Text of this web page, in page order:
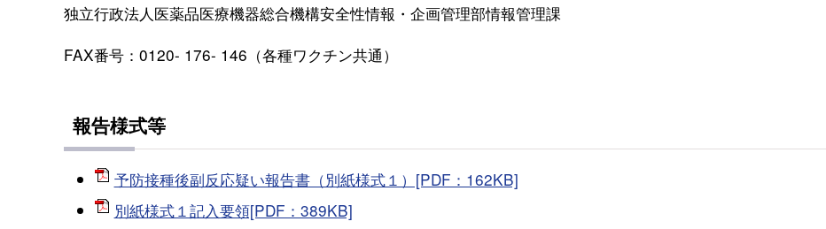
独立行政法人医薬品医療機器総合機構安全性情報・企画管理部情報管理課
FAX番号：0120- 176- 146 （各種ワクチン共通）
報告様式等
予防接種後副反応疑い報告書（別紙様式１）[PDF：162KB]
別紙様式１記入要領[PDF：389KB]